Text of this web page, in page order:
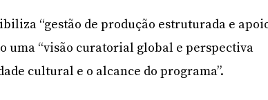
“gestão de produção estruturada e
uma “visão curatorial global e perspectiva
cultural e o alcance do programa”.